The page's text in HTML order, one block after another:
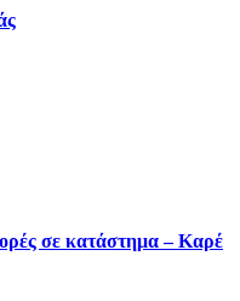
σε κατάστημα – Καρέ